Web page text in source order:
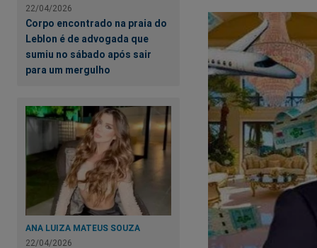
22/04/2026
Corpo encontrado na praia do
Leblon é de advogada que
sumiu no sábado após sair
para um mergulho
ANA LUIZA MATEUS SOUZA
22/04/2026
Siga o Jornal da
Facebook:https://